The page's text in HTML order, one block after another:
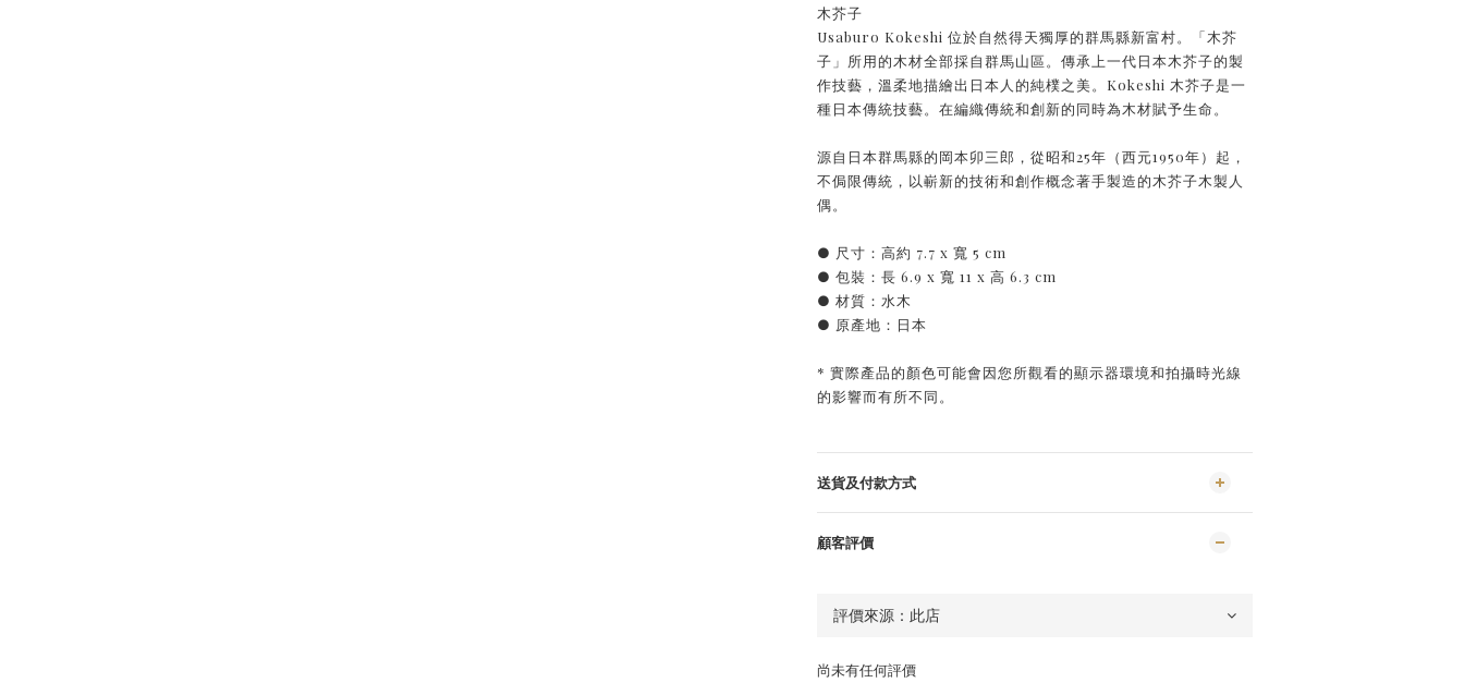
木芥子
Usaburo Kokeshi 位於自然得天獨厚的群馬縣新富村。「木芥
子」所用的木材全部採自群馬山區。傳承上一代日本木芥子的製
作技藝，溫柔地描繪出日本人的純樸之美。Kokeshi 木芥子是一
種日本傳統技藝。在編織傳統和創新的同時為木材賦予生命。
源自日本群馬縣的岡本卯三郎，從昭和25年（西元1950年）起，
不侷限傳統，以嶄新的技術和創作概念著手製造的木芥子木製人
偶。
● 尺寸：高約 7.7 x 寬 5 cm
● 包裝：長 6.9 x 寬 11 x 高 6.3 cm
● 材質：水木
● 原產地：日本
* 實際產品的顏色可能會因您所觀看的顯示器環境和拍攝時光線
的影響而有所不同。
送貨及付款方式
顧客評價
尚未有任何評價